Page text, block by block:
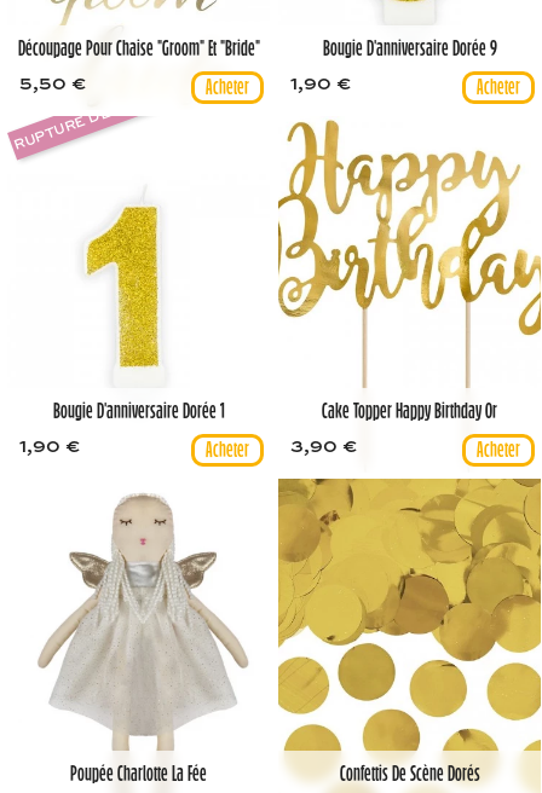
Découpage Pour Chaise "groom" Et "bride"
5,50 €
Bougie D'anniversaire Dorée 9
1,90 €
Bougie D'anniversaire Dorée 1
1,90 €
RUPTURE DE STOCK
Cake Topper Happy Birthday Or
3,90 €
Poupée Charlotte La Fée Confettis De Scène Dorés